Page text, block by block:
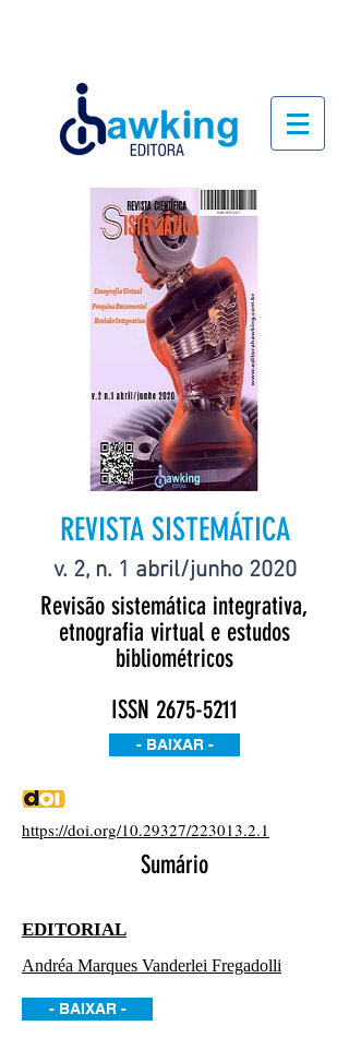
REVISTA SISTEMÁTICA
v. 2, n. 1 abril/junho 2020
Revisão sistemática integrativa,
etnografia virtual e estudos
bibliométricos
ISSN 2675-5211
- BAIXAR -
https://doi.org/10.29327/223013.2.1
Sumário
EDITORIAL
Andréa Marques Vanderlei Fregadolli
- BAIXAR -